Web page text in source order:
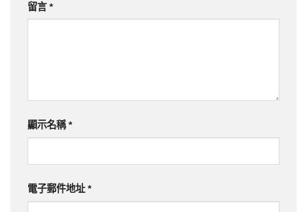
留言*
顯示名稱*
電子郵件地址*